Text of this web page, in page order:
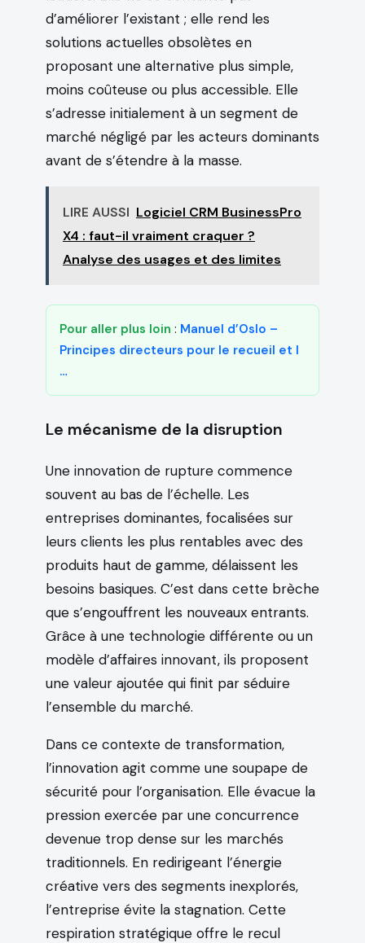
d’améliorer l’existant ; elle rend les
solutions actuelles obsolètes en
proposant une alternative plus simple,
moins coûteuse ou plus accessible. Elle
s’adresse initialement à un segment de
marché négligé par les acteurs dominants
avant de s’étendre à la masse.
LIRE AUSSI Logiciel CRM BusinessPro
X4 : faut-il vraiment craquer ?
Analyse des usages et des limites
Pour aller plus loin : Manuel d’Oslo –
Principes directeurs pour le recueil et l
…
Le mécanisme de la disruption
Une innovation de rupture commence
souvent au bas de l’échelle. Les
entreprises dominantes, focalisées sur
leurs clients les plus rentables avec des
produits haut de gamme, délaissent les
besoins basiques. C’est dans cette brèche
que s’engouffrent les nouveaux entrants.
Grâce à une technologie différente ou un
modèle d’affaires innovant, ils proposent
une valeur ajoutée qui finit par séduire
l’ensemble du marché.
Dans ce contexte de transformation,
l’innovation agit comme une soupape de
sécurité pour l’organisation. Elle évacue la
pression exercée par une concurrence
devenue trop dense sur les marchés
traditionnels. En redirigeant l’énergie
créative vers des segments inexplorés,
l’entreprise évite la stagnation. Cette
respiration stratégique offre le recul